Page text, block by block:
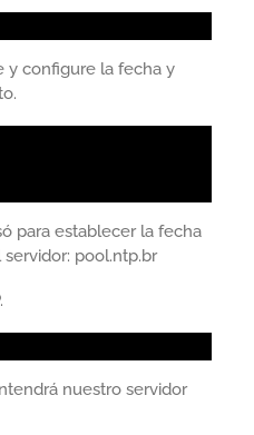
y configure la fecha y
para establecer la fecha
pool.ntp.br
nuestro servidor